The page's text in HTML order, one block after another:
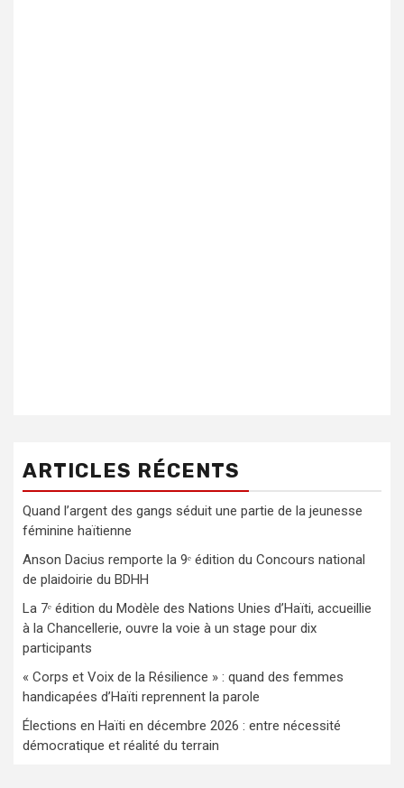
ARTICLES RÉCENTS
Quand l’argent des gangs séduit une partie de la jeunesse
féminine haïtienne
Anson Dacius remporte la 9ᵉ édition du Concours national
de plaidoirie du BDHH
La 7ᵉ édition du Modèle des Nations Unies d’Haïti, accueillie
à la Chancellerie, ouvre la voie à un stage pour dix
participants
« Corps et Voix de la Résilience » : quand des femmes
handicapées d’Haïti reprennent la parole
Élections en Haïti en décembre 2026 : entre nécessité
démocratique et réalité du terrain